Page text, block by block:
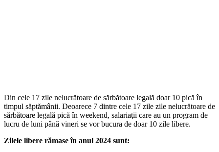
Din cele 17 zile nelucrătoare de sărbătoare legală doar 10 pică în
timpul săptămânii. Deoarece 7 dintre cele 17 zile zile nelucrătoare de
sărbătoare legală pică în weekend, salariaţii care au un program de
lucru de luni până vineri se vor bucura de doar 10 zile libere.
Zilele libere rămase în anul 2024 sunt: